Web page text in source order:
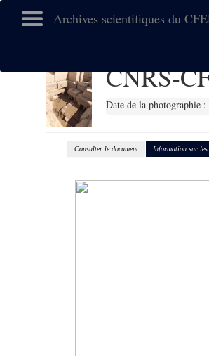
Archives scientifiques du
CNRS-
Date de la photographie :
Consulter le document Information sur les